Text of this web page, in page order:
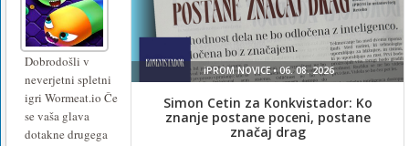
Dobrodošli v
neverjetni spletni
igri Wormeat.io Če
se vaša glava
dotakne drugega